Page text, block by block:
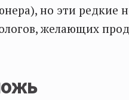
но эти редкие
желающих